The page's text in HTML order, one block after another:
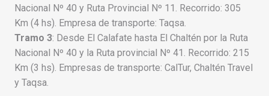
Nacional Nº 40 y Ruta Provincial Nº 11. Recorrido: 305
Km (4 hs). Empresa de transporte: Taqsa.
Tramo 3: Desde El Calafate hasta El Chaltén por la Ruta
Nacional Nº 40 y la Ruta provincial Nº 41. Recorrido: 215
Km (3 hs). Empresas de transporte: CalTur, Chaltén Travel
y Taqsa.